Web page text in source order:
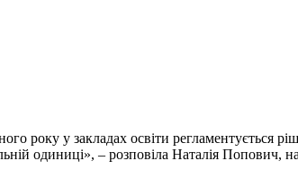
року у закладах освіти регламентується
одиниці», – розповіла Наталія Попович,